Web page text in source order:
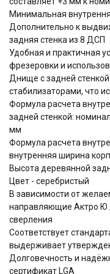
Минимальная
Дополнительно к
задняя стенка из 8 ДСП
Удобная и практичная
фрезеровки и
Днище с задней
стабилизаторами, что
Формула расчета
задней стенкой:
мм
Формула расчета
внутренняя ширина
Высота деревянной
Цвет - серебристый
В зависимости от
направляющие Актро Ю
сверления
Соответствует
выдерживает
Долговечность и
сертификат LGA